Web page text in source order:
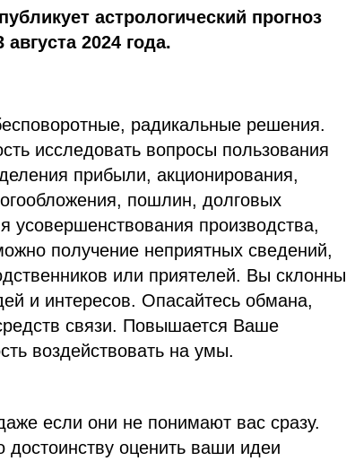
астрологический прогноз
2024 года.
радикальные решения.
исследовать вопросы пользования
прибыли, акционирования,
пошлин, долговых
усовершенствования производства,
получение неприятных сведений,
или приятелей. Вы склонны
и интересов. Опасайтесь обмана,
связи. Повышается Ваше
воздействовать на умы.
если они не понимают вас сразу.
оценить ваши идеи